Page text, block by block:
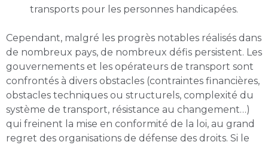
transports pour les personnes handicapées.
Cependant, malgré les progrès notables réalisés dans
de nombreux pays, de nombreux défis persistent. Les
gouvernements et les opérateurs de transport sont
confrontés à divers obstacles (contraintes financières,
obstacles techniques ou structurels, complexité du
système de transport, résistance au changement…)
qui freinent la mise en conformité de la loi, au grand
regret des organisations de défense des droits. Si le